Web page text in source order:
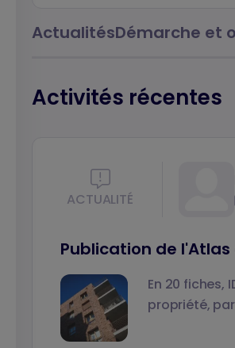
ActualitésDémarche et
Activités récentes
ACTUALITÉ
Publication de l'Atlas
En 20 fiches,
propriété,